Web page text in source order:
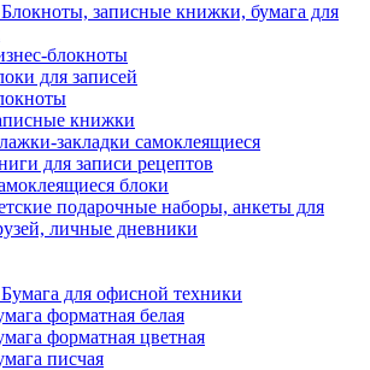
Блокноты, записные книжки, бумага для
блокноты
для записей
книжки
закладки самоклеящиеся
для записи рецептов
блоки
подарочные наборы, анкеты для
личные дневники
Бумага для офисной техники
форматная белая
форматная цветная
писчая